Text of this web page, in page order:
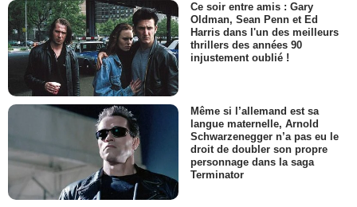
Ce soir entre amis : Gary
Oldman, Sean Penn et Ed
Harris dans l'un des meilleurs
thrillers des années 90
injustement oublié !
Même si l’allemand est sa
langue maternelle, Arnold
Schwarzenegger n’a pas eu le
droit de doubler son propre
personnage dans la saga
Terminator